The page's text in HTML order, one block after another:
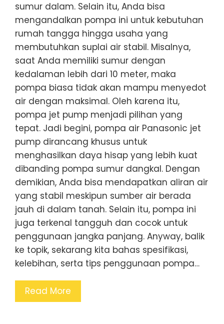
sumur dalam. Selain itu, Anda bisa
mengandalkan pompa ini untuk kebutuhan
rumah tangga hingga usaha yang
membutuhkan suplai air stabil. Misalnya,
saat Anda memiliki sumur dengan
kedalaman lebih dari 10 meter, maka
pompa biasa tidak akan mampu menyedot
air dengan maksimal. Oleh karena itu,
pompa jet pump menjadi pilihan yang
tepat. Jadi begini, pompa air Panasonic jet
pump dirancang khusus untuk
menghasilkan daya hisap yang lebih kuat
dibanding pompa sumur dangkal. Dengan
demikian, Anda bisa mendapatkan aliran air
yang stabil meskipun sumber air berada
jauh di dalam tanah. Selain itu, pompa ini
juga terkenal tangguh dan cocok untuk
penggunaan jangka panjang. Anyway, balik
ke topik, sekarang kita bahas spesifikasi,
kelebihan, serta tips penggunaan pompa…
Read More